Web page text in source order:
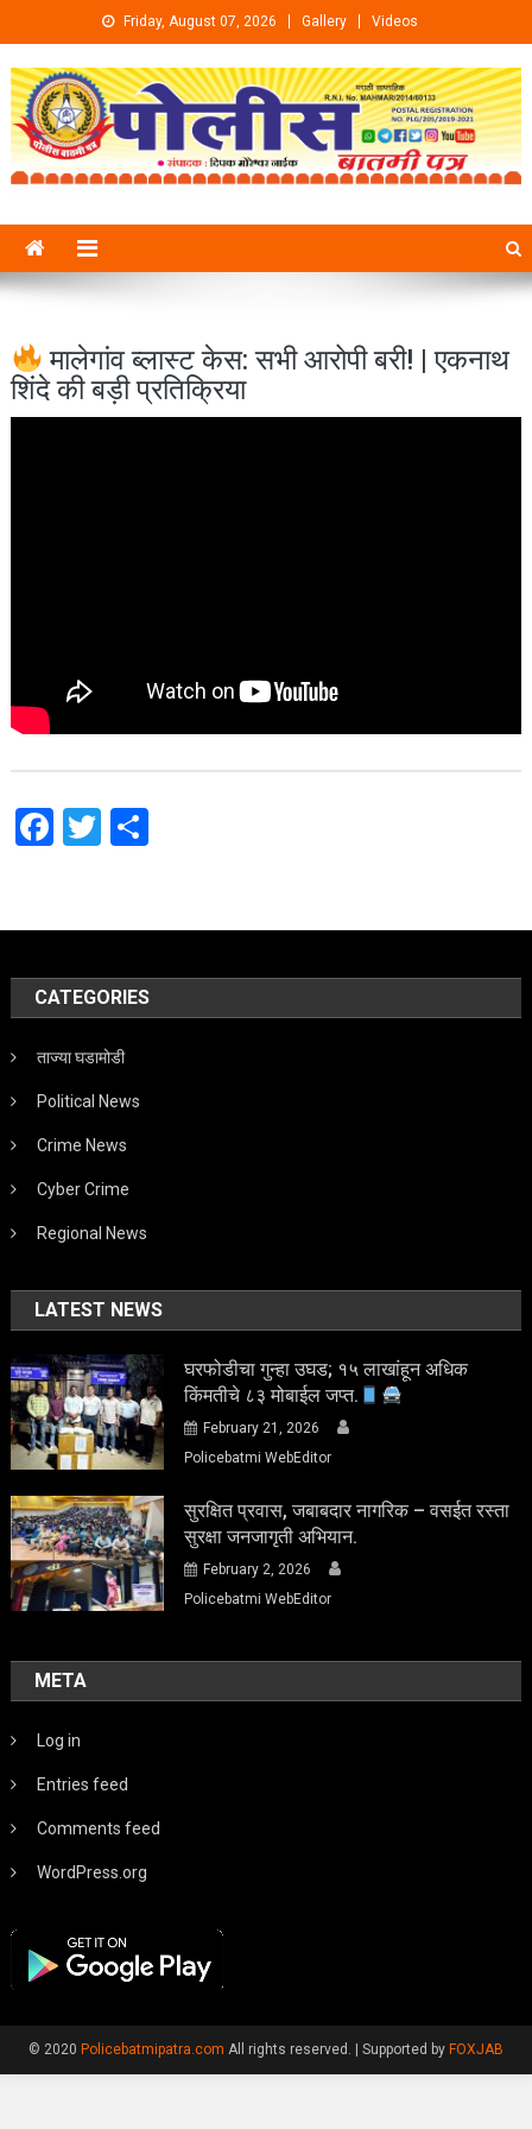
Skip to content Friday, August 07, 2026 Gallery Videos
मालेगांव ब्लास्ट केस: सभी आरोपी बरी! | एकनाथ
शिंदे की बड़ी प्रतिक्रिया
Facebook
Twitter
Share
CATEGORIES
ताज्या घडामोडी
Political News
Crime News
Cyber Crime
Regional News
LATEST NEWS
घरफोडीचा गुन्हा उघड; १५ लाखांहून अधिक
किंमतीचे ८३ मोबाईल जप्त.
February 21, 2026
Policebatmi WebEditor
सुरक्षित प्रवास, जबाबदार नागरिक – वसईत रस्ता
सुरक्षा जनजागृती अभियान.
February 2, 2026
Policebatmi WebEditor
META
Log in
Entries feed
Comments feed
WordPress.org
© 2020 Policebatmipatra.com All rights reserved. Supported by FOXJAB